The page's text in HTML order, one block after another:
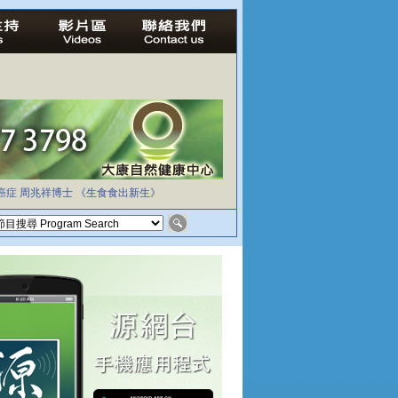
症 周兆祥博士 《生食食出新生》